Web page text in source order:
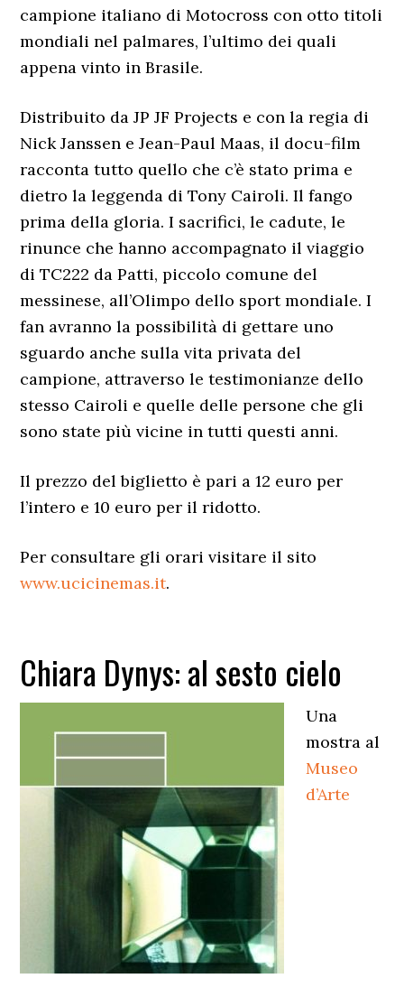
campione italiano di Motocross con otto titoli
mondiali nel palmares, l’ultimo dei quali
appena vinto in Brasile.
Distribuito da JP JF Projects e con la regia di
Nick Janssen e Jean-Paul Maas, il docu-film
racconta tutto quello che c’è stato prima e
dietro la leggenda di Tony Cairoli. Il fango
prima della gloria. I sacrifici, le cadute, le
rinunce che hanno accompagnato il viaggio
di TC222 da Patti, piccolo comune del
messinese, all’Olimpo dello sport mondiale. I
fan avranno la possibilità di gettare uno
sguardo anche sulla vita privata del
campione, attraverso le testimonianze dello
stesso Cairoli e quelle delle persone che gli
sono state più vicine in tutti questi anni.
Il prezzo del biglietto è pari a 12 euro per
l’intero e 10 euro per il ridotto.
Per consultare gli orari visitare il sito
www.ucicinemas.it.
Chiara Dynys: al sesto cielo
Una
mostra al
Museo
d’Arte